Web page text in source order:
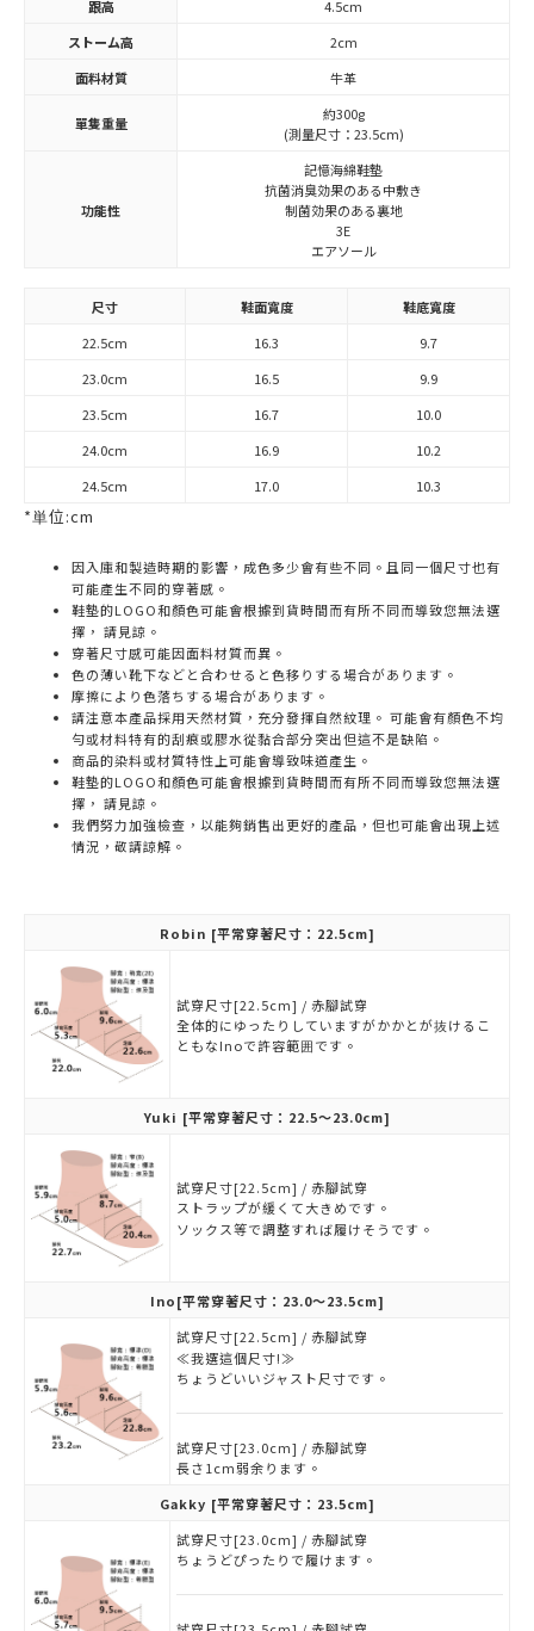
跟高
4.5cm
ストーム高
2cm
面料材質
牛革
單隻重量
約300g
(測量尺寸：23.5cm)
功能性
記憶海綿鞋墊
抗菌消臭効果のある中敷き
制菌効果のある裏地
3E
エアソール
尺寸 鞋面寬度
鞋底寬度
22.5cm
16.3
9.7
23.0cm
16.5
9.9
23.5cm
16.7
10.0
24.0cm
16.9
10.2
24.5cm
17.0 10.3
*単位:cm
因入庫和製造時期的影響，成色多少會有些不同。且同一個尺寸也有
可能產生不同的穿著感。
鞋墊的LOGO和顏色可能會根據到貨時間而有所不同而導致您無法選
擇， 請見諒。
穿著尺寸感可能因面料材質而異。
色の薄い靴下などと合わせると色移りする場合があります。
摩擦により色落ちする場合があります。
請注意本產品採用天然材質，充分發揮自然紋理。 可能會有顏色不均
勻或材料特有的刮痕或膠水從黏合部分突出但這不是缺陷。
商品的染料或材質特性上可能會導致味道產生。
鞋墊的LOGO和顏色可能會根據到貨時間而有所不同而導致您無法選
擇， 請見諒。
我們努力加強檢查，以能夠銷售出更好的產品，但也可能會出現上述
情況，敬請諒解。
Robin [平常穿著尺寸：22.5cm]
試穿尺寸[22.5cm] / 赤腳試穿
全体的にゆったりしていますがかかとが抜けるこ
ともなInoで許容範囲です。
Yuki [平常穿著尺寸：22.5～23.0cm]
試穿尺寸[22.5cm] / 赤腳試穿
ストラップが緩くて大きめです。
ソックス等で調整すれば履けそうです。
Ino[平常穿著尺寸：23.0～23.5cm]
試穿尺寸[22.5cm] / 赤腳試穿
≪我選這個尺寸!≫
ちょうどいいジャスト尺寸です。
試穿尺寸[23.0cm] / 赤腳試穿
長さ1cm弱余ります。
Gakky [平常穿著尺寸：23.5cm]
試穿尺寸[23.0cm] / 赤腳試穿
ちょうどぴったりで履けます。